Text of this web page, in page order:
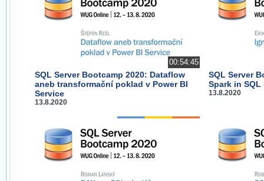
00:54:45
SQL Server Bootcamp 2020: Dataflow
aneb transformační poklad v Power BI
Service
13.8.2020
SQL Server
Spark in SQL
13.8.2020